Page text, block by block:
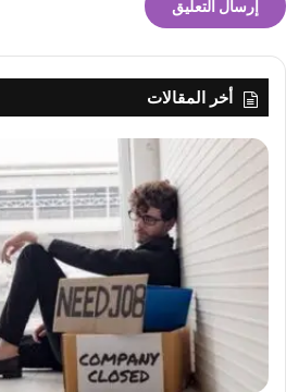
أخر المقالات